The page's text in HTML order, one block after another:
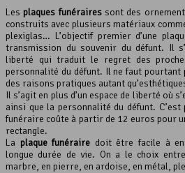
Les plaques funérairessont des
construits avec plusieurs matériaux
plexiglas… L’objectif premier d’une
transmission du souvenir du défunt. Il
liberté qui traduit le regret des
personnalité du défunt. Il ne faut pourtant
des raisons pratiques autant
Il s’agit en plus d’un espace de liberté où
ainsi que la personnalité du défunt. C’est
funéraire coûte à partir de 12 euros pour
rectangle.
La plaque funéraire doit être facile à
longue durée de vie. On a le choix
marbre, en pierre, en ardoise, en métal,